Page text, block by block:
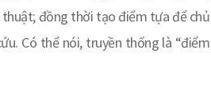
đồng thời tạo điểm tựa để chủ
Có thể nói, truyền thống là “điểm